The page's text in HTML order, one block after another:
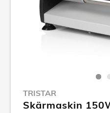
TRISTAR
Skärmaskin